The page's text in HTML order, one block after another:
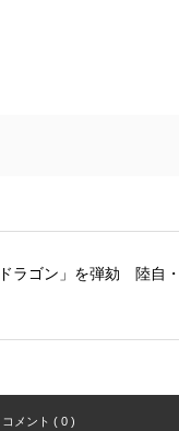
ドラゴン」を弾劾 陸自
コメント ( 0 )